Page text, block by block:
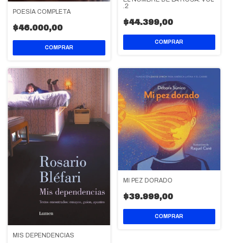
POESÍA COMPLETA
$46.000,00
.2
$44.399,00
MIS DEPENDENCIAS
MI PEZ DORADO
$39.999,00